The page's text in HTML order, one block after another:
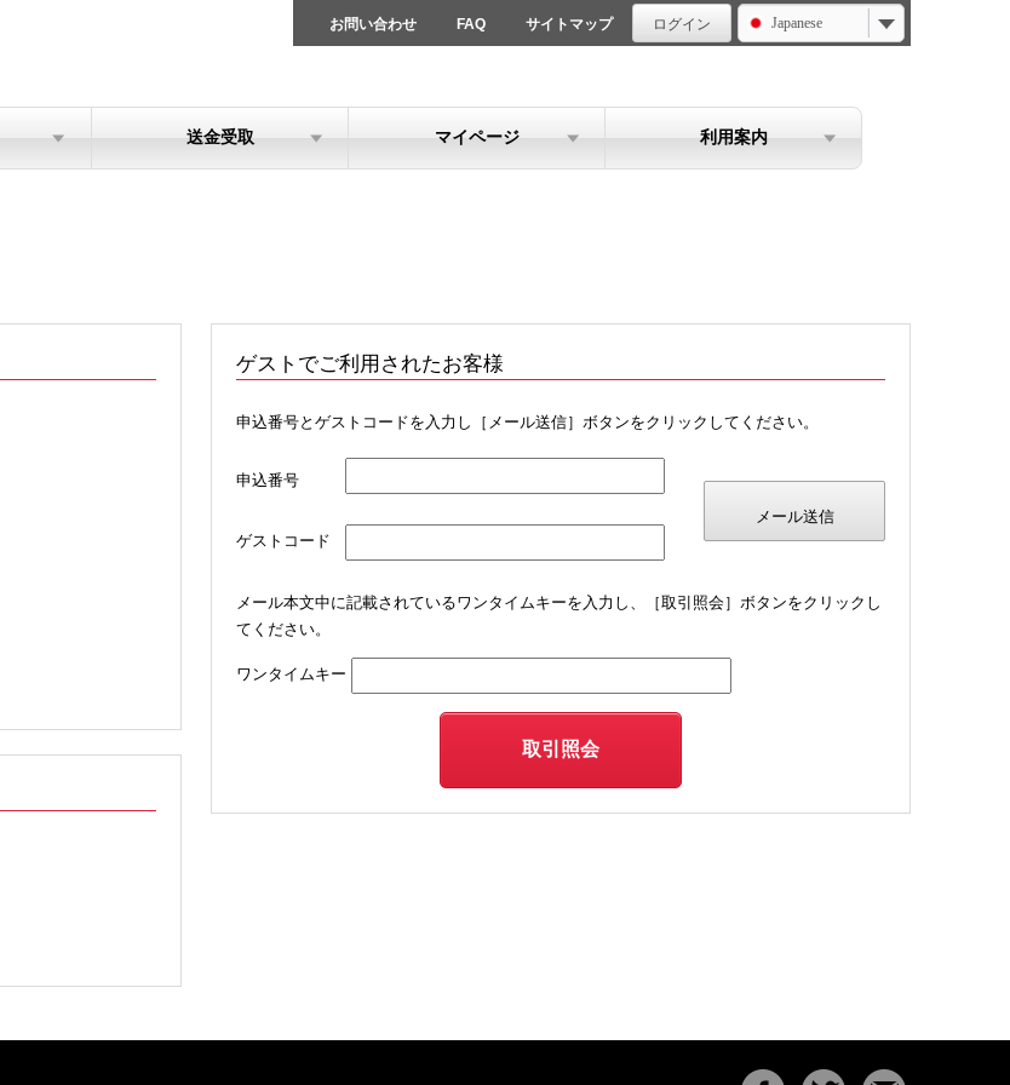
ログイン Japanese
お問い合わせ FAQ サイトマップ
送金受取 マイページ 利用案内
ゲストでご利用されたお客様
申込番号とゲストコードを入力し［メール送信］ボタンをクリックしてください。
申込番号
ゲストコード
メール本文中に記載されているワンタイムキーを入力し、［取引照会］ボタンをクリックし
てください。
ワンタイムキー